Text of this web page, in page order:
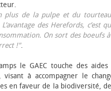
plus de la pulpe et du
des Herefords, c’est
On sort des bœufs
!".
le GAEC touche des aides
à accompagner le
en faveur de la biodiversité,